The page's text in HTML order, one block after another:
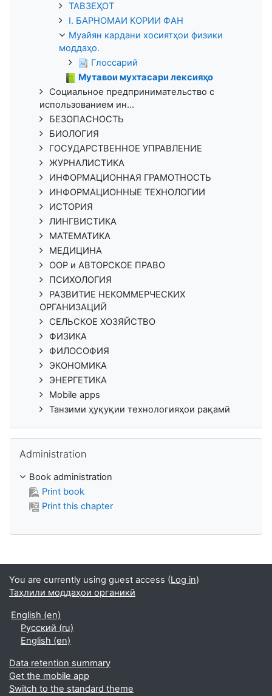
ТАВЗЕҲОТ
I. БАРНОМАИ КОРИИ ФАН
Муайян кардани хосиятҳои физики
моддаҳо.
Глоссарий
Мутавои мухтасари лексияҳо
Социальное предпринимательство с
использованием ин...
БЕЗОПАСНОСТЬ
БИОЛОГИЯ
ГОСУДАРСТВЕННОЕ УПРАВЛЕНИЕ
ЖУРНАЛИСТИКА
ИНФОРМАЦИОННАЯ ГРАМОТНОСТЬ
ИНФОРМАЦИОННЫЕ ТЕХНОЛОГИИ
ИСТОРИЯ
ЛИНГВИСТИКА
МАТЕМАТИКА
МЕДИЦИНА
ООР и АВТОРСКОЕ ПРАВО
ПСИХОЛОГИЯ
РАЗВИТИЕ НЕКОММЕРЧЕСКИХ
ОРГАНИЗАЦИЙ
СЕЛЬСКОЕ ХОЗЯЙСТВО
ФИЗИКА
ФИЛОСОФИЯ
ЭКОНОМИКА
ЭНЕРГЕТИКА
Mobile apps
Танзими ҳуқуқии технологияҳои рақамӣ
Administration
Book administration
Print book
Print this chapter
You are currently using guest access (Log in)
Таҳлили моддаҳои органикӣ
English ‎(en)‎
Русский ‎(ru)‎
English ‎(en)‎
Data retention summary
Get the mobile app
Switch to the standard theme